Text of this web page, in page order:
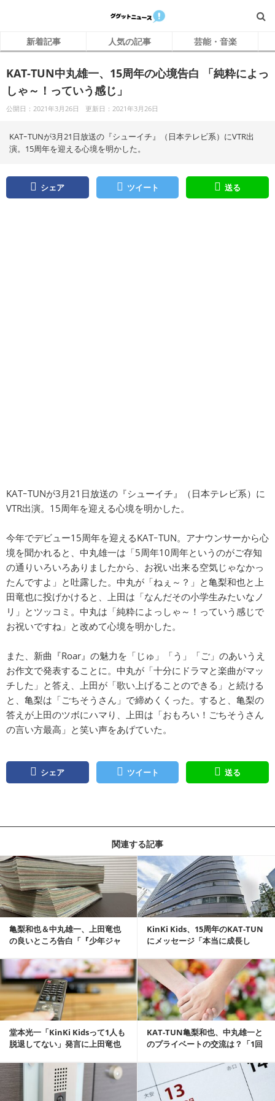
新着記事 人気の記事 芸能・音楽
KAT-TUN中丸雄一、15周年の心境告白 「純粋によっ
しゃ～！っていう感じ」
公開日：2021年3月26日 更新日：2021年3月26日
KATｰTUNが3月21日放送の『シューイチ』（日本テレビ系）にVTR出
演。15周年を迎える心境を明かした。
シェア ツイート 送る
KATｰTUNが3月21日放送の『シューイチ』（日本テレビ系）に
VTR出演。15周年を迎える心境を明かした。
今年でデビュー15周年を迎えるKATｰTUN。アナウンサーから心
境を聞かれると、中丸雄一は「5周年10周年というのがご存知
の通りいろいろありましたから、お祝い出来る空気じゃなかっ
たんですよ」と吐露した。中丸が「ねぇ～？」と亀梨和也と上
田竜也に投げかけると、上田は「なんだその小学生みたいなノ
リ」とツッコミ。中丸は「純粋によっしゃ～！っていう感じで
お祝いですね」と改めて心境を明かした。
また、新曲『Roar』の魅力を「じゅ」「う」「ご」のあいうえ
お作文で発表することに。中丸が「十分にドラマと楽曲がマッ
チした」と答え、上田が「歌い上げることのできる」と続ける
と、亀梨は「ごちそうさん」で締めくくった。すると、亀梨の
答えが上田のツボにハマり、上田は「おもろい！ごちそうさん
の言い方最高」と笑い声をあげていた。
シェア ツイート 送る
関連する記事
亀梨和也＆中丸雄一、上田竜也
の良いところ告白「『少年ジャ
KinKi Kids、15周年のKAT-TUN
にメッセージ「本当に成長し
記事を読む
堂本光一「KinKi Kidsって1人も
脱退してない」発言に上田竜也
KAT-TUN亀梨和也、中丸雄一と
のプライベートの交流は？「1回
記事を読む
記事を読む